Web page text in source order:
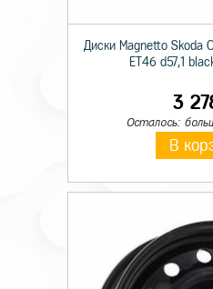
Диски Magnetto Skoda
ET46 d57,1
3
Осталось:
В